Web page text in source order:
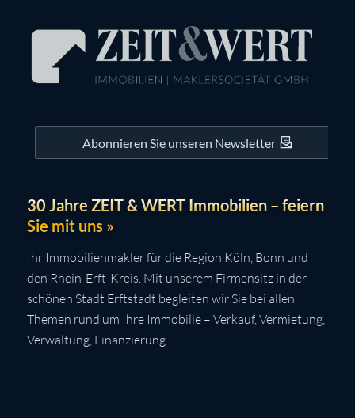
Abonnieren Sie unseren Newsletter
30 Jahre ZEIT & WERT Immobilien – feiern
Sie mit uns »
Ihr Immobilienmakler für die Region Köln, Bonn und
den Rhein-Erft-Kreis. Mit unserem Firmensitz in der
schönen Stadt Erftstadt begleiten wir Sie bei allen
Themen rund um Ihre Immobilie – Verkauf, Vermietung,
Verwaltung, Finanzierung.